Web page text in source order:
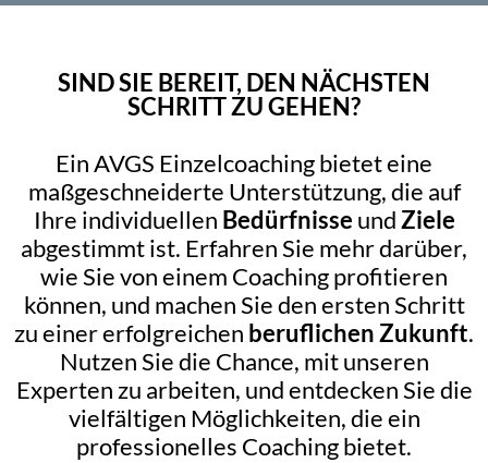
SIND SIE BEREIT, DEN NÄCHSTEN
SCHRITT ZU GEHEN?
Ein AVGS Einzelcoaching bietet eine
maßgeschneiderte Unterstützung, die auf
Ihre individuellen Bedürfnisse undZiele
abgestimmt ist. Erfahren Sie mehr darüber,
wie Sie von einem Coaching profitieren
können, und machen Sie den ersten Schritt
zu einer erfolgreichen beruflichen Zukunft.
Nutzen Sie die Chance, mit unseren
Experten zu arbeiten, und entdecken Sie die
vielfältigen Möglichkeiten, die ein
professionelles Coaching bietet.